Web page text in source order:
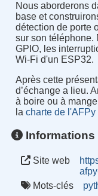
Nous aborderons
base et
détection de porte
sur son téléphone.
GPIO, les
Wi-Fi d'un ESP32.
Après cette
d’échange a lieu.
à boire ou à
la charte de l'AFPy
Informations
Site web
Mots-clés